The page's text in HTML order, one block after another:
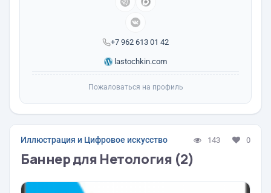
+7 962 613 01 42
lastochkin.com
Пожаловаться на профиль
Иллюстрация и Цифровое искусство 143 0
Баннер для Нетология (2)